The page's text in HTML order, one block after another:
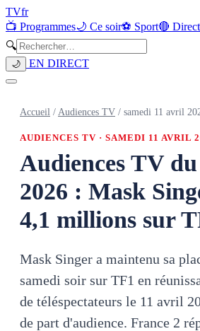
TVfr
📺 Programmes🌙 Ce soir⚽ Sport🔴 Direct
🔍
🌙 EN DIRECT
Accueil / Audiences TV / samedi 11 avril
AUDIENCES TV · SAMEDI 11 AVRIL
Audiences TV
2026 : Mask
4,1 millions sur
Mask Singer a maintenu sa
samedi soir sur TF1 en
de téléspectateurs le 11 avril
de part d'audience. France 2